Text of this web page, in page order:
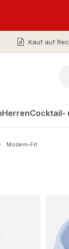
Kauf auf
HerrenCocktail-
Modern-Fit